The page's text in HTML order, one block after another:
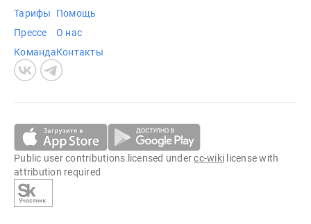
Тарифы
Прессе
Команда
Помощь
О нас
Контакты
Public user contributions licensed undercc-wiki license with
attribution required